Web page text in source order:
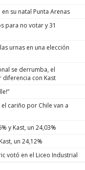
su natal Punta Arenas
para no votar y 31
urnas en una elección
se derrumba, el
diferencia con Kast
cariño por Chile van a
y Kast, un 24,03%
un 24,12%
votó en el Liceo Industrial